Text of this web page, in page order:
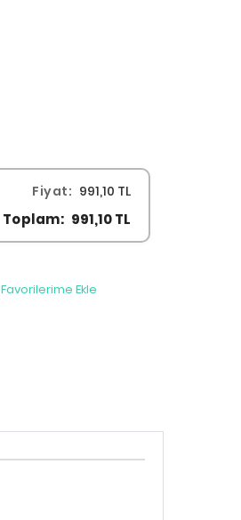
Fiyat: 991,10 TL
Toplam: 991,10 TL
Favorilerime Ekle